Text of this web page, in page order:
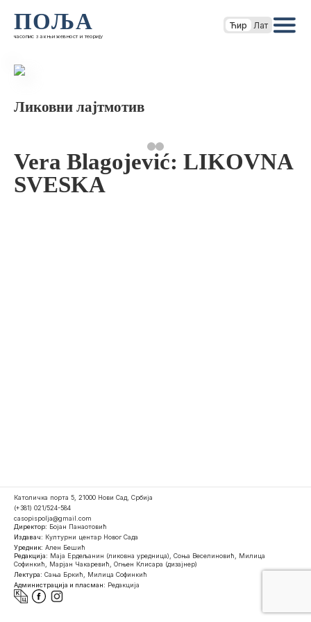
ПОЉА
часопис за књижевност и теорију
Ћир Лат
Ликовни лајтмотив
Vera Blagojević: LIKOVNA
SVESKA
Католичка порта 5, 21000 Нови Сад, Србија
(+381) 021/524-584
casopispolja@gmail.com
Директор: Бојан Панаотовић
Издавач: Културни центар Новог Сада
Уредник: Ален Бешић
Редакција: Маја Ердељанин (ликовна уредница), Соња Веселиновић, Милица
Софинкић, Марјан Чакаревић, Огњен Клисара (дизајнер)
Лектура: Сања Бркић, Милица Софинкић
Администрација и пласман: Редакција